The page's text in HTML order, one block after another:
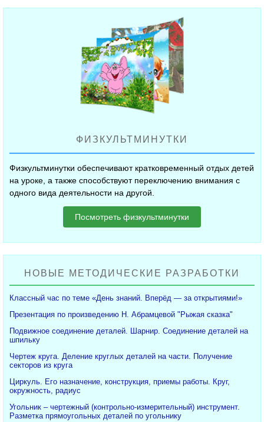
ФИЗКУЛЬТМИНУТКИ
Физкультминутки обеспечивают кратковременный отдых детей
на уроке, а также способствуют переключению внимания с
одного вида деятельности на другой.
Посмотреть физкультминутки
НОВЫЕ МЕТОДИЧЕСКИЕ РАЗРАБОТКИ
Классный час по теме «День знаний. Вперёд — за открытиями!»
Презентация по произведению Н. Абрамцевой "Рыжая сказка"
Подвижное соединение деталей. Шарнир. Соединение деталей на
шпильку
Чертеж круга. Деление круглых деталей на части. Получение
секторов из круга
Циркуль. Его назначение, конструкция, приемы работы. Круг,
окружность, радиус
Угольник – чертежный (контрольно-измерительный) инструмент.
Разметка прямоугольных деталей по угольнику